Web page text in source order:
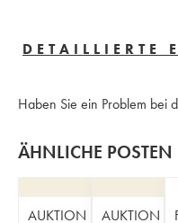
DETAILLIERTE
Haben Sie ein Problem bei
ÄHNLICHE POSTEN
AUKTION AUKTION